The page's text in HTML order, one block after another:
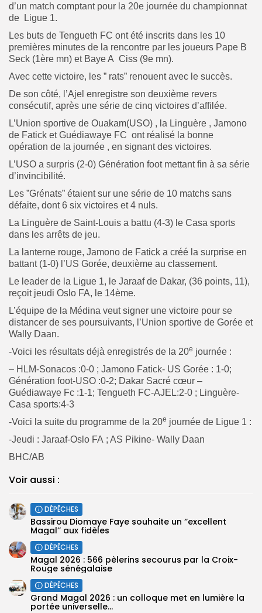
FR
d’un match comptant pour la 20e journée du championnat
de Ligue 1.
Les buts de Tengueth FC ont été inscrits dans les 10
premières minutes de la rencontre par les joueurs Pape B
Seck (1ère mn) et Baye A Ciss (9e mn).
Avec cette victoire, les ” rats” renouent avec le succès.
De son côté, l’Ajel enregistre son deuxième revers
consécutif, après une série de cinq victoires d’affilée.
L’Union sportive de Ouakam(USO) , la Linguère , Jamono
de Fatick et Guédiawaye FC ont réalisé la bonne
opération de la journée , en signant des victoires.
L’USO a surpris (2-0) Génération foot mettant fin à sa série
d’invincibilité.
Les ”Grénats” étaient sur une série de 10 matchs sans
défaite, dont 6 six victoires et 4 nuls.
La Linguère de Saint-Louis a battu (4-3) le Casa sports
dans les arrêts de jeu.
La lanterne rouge, Jamono de Fatick a créé la surprise en
battant (1-0) l’US Gorée, deuxième au classement.
Le leader de la Ligue 1, le Jaraaf de Dakar, (36 points, 11),
reçoit jeudi Oslo FA, le 14ème.
L’équipe de la Médina veut signer une victoire pour se
distancer de ses poursuivants, l’Union sportive de Gorée et
Wally Daan.
-Voici les résultats déjà enregistrés de la 20e journée :
– HLM-Sonacos :0-0 ; Jamono Fatick- US Gorée : 1-0;
Génération foot-USO :0-2; Dakar Sacré cœur –
Guédiawaye Fc :1-1; Tengueth FC-AJEL:2-0 ; Linguère-
Casa sports:4-3
-Voici la suite du programme de la 20e journée de Ligue 1 :
-Jeudi : Jaraaf-Oslo FA ; AS Pikine- Wally Daan
BHC/AB
Voir aussi :
DÉPÊCHES
Bassirou Diomaye Faye souhaite un ‘’excellent
Magal’’ aux fidèles
DÉPÊCHES
Magal 2026 : 566 pèlerins secourus par la Croix-
Rouge sénégalaise
DÉPÊCHES
Grand Magal 2026 : un colloque met en lumière la
portée universelle...